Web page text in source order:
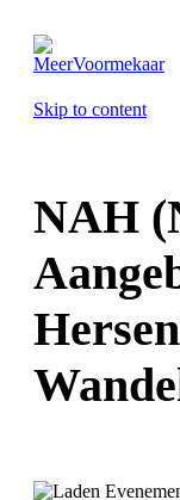
Skip to content
NAH